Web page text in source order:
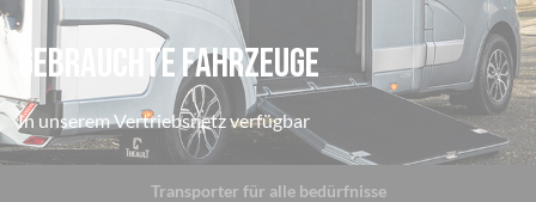
Gebrauchte fahrzeuge
In unserem Vertriebsnetz verfügbar
Transporter für alle bedürfnisse